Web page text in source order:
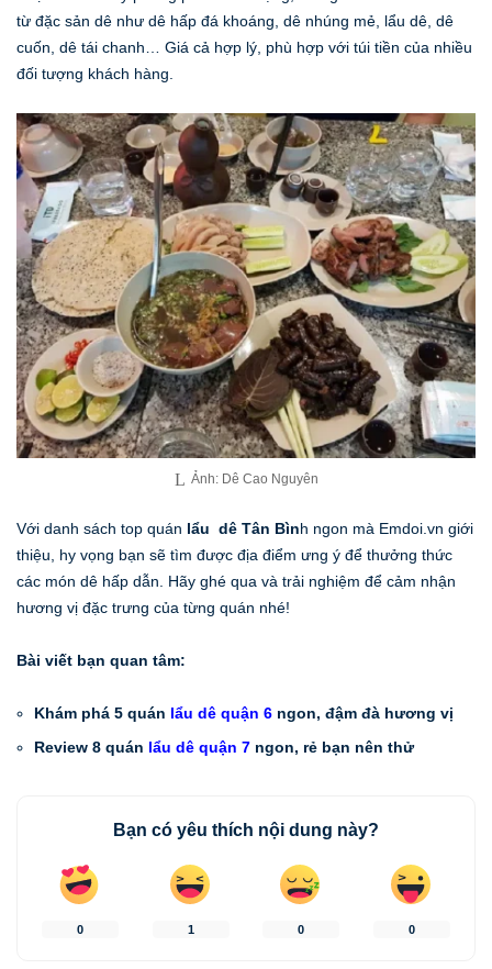
từ đặc sản dê như dê hấp đá khoáng, dê nhúng mẻ, lẩu dê, dê
cuốn, dê tái chanh… Giá cả hợp lý, phù hợp với túi tiền của nhiều
đối tượng khách hàng.
Ảnh: Dê Cao Nguyên
Với danh sách top quán lẩu dê Tân Bình ngon mà Emdoi.vn giới
thiệu, hy vọng bạn sẽ tìm được địa điểm ưng ý để thưởng thức
các món dê hấp dẫn. Hãy ghé qua và trải nghiệm để cảm nhận
hương vị đặc trưng của từng quán nhé!
Bài viết bạn quan tâm:
Khám phá 5 quán lẩu dê quận 6 ngon, đậm đà hương vị
Review 8 quán lẩu dê quận 7 ngon, rẻ bạn nên thử
Bạn có yêu thích nội dung này?
0 1 0 0